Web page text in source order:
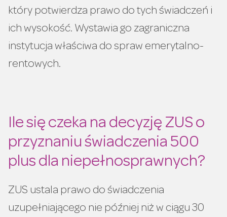
który potwierdza prawo do tych świadczeń i
ich wysokość. Wystawia go zagraniczna
instytucja właściwa do spraw emerytalno-
rentowych.
Ile się czeka na decyzję ZUS o
przyznaniu świadczenia 500
plus dla niepełnosprawnych?
ZUS ustala prawo do świadczenia
uzupełniającego nie później niż w ciągu 30